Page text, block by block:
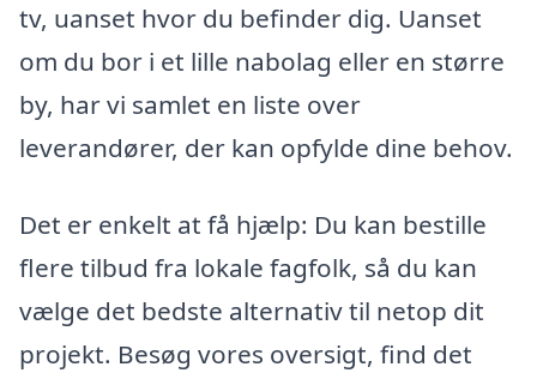
tv, uanset hvor du befinder dig. Uanset
om du bor i et lille nabolag eller en større
by, har vi samlet en liste over
leverandører, der kan opfylde dine behov.
Det er enkelt at få hjælp: Du kan bestille
flere tilbud fra lokale fagfolk, så du kan
vælge det bedste alternativ til netop dit
projekt. Besøg vores oversigt, find det